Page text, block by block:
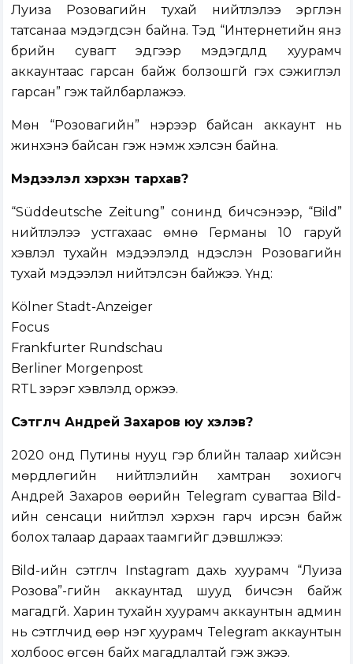
Луиза Розовагийн тухай нийтлэлээ эргүүлэн
татсанаа мэдэгдсэн байна. Тэд “Интернетийн янз
бүрийн сувагт эдгээр мэдэгдлүүд хуурамч
аккаунтаас гарсан байж болзошгүй гэх сэжиглэл
гарсан” гэж тайлбарлажээ.
Мөн “Розовагийн” нэрээр байсан аккаунт нь
жинхэнэ байсан гэж нэмж хэлсэн байна.
Мэдээлэл хэрхэн тархав?
“Süddeutsche Zeitung” сонинд бичсэнээр, “Bild”
нийтлэлээ устгахаас өмнө Германы 10 гаруй
хэвлэл тухайн мэдээлэлд үндэслэн Розовагийн
тухай мэдээлэл нийтэлсэн байжээ. Үүнд:
Kölner Stadt-Anzeiger
Focus
Frankfurter Rundschau
Berliner Morgenpost
RTL зэрэг хэвлэлүүд оржээ.
Сэтгүүлч Андрей Захаров юу хэлэв?
2020 онд Путины нууц гэр бүлийн талаар хийсэн
мөрдлөгийн нийтлэлийн хамтран зохиогч
Андрей Захаров өөрийн Telegram сувагтаа Bild-
ийн сенсаци нийтлэл хэрхэн гарч ирсэн байж
болох талаар дараах таамгийг дэвшүүлжээ:
Bild-ийн сэтгүүлч Instagram дахь хуурамч “Луиза
Розова”-гийн аккаунтад шууд бичсэн байж
магадгүй. Харин тухайн хуурамч аккаунтын админ
нь сэтгүүлчид өөр нэг хуурамч Telegram аккаунтын
холбоос өгсөн байх магадлалтай гэж үзжээ.